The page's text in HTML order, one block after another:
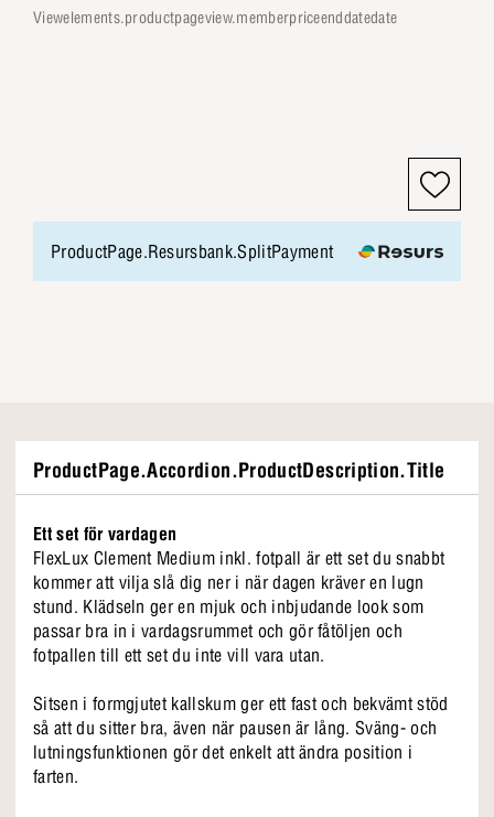
viewelements.productpageview.memberpriceenddatedate
ProductPage.Resursbank.SplitPayment
ProductPage.Accordion.ProductDescription.Title
Ett set för vardagen
FlexLux Clement Medium inkl. fotpall är ett set du snabbt
kommer att vilja slå dig ner i när dagen kräver en lugn
stund. Klädseln ger en mjuk och inbjudande look som
passar bra in i vardagsrummet och gör fåtöljen och
fotpallen till ett set du inte vill vara utan.
Sitsen i formgjutet kallskum ger ett fast och bekvämt stöd
så att du sitter bra, även när pausen är lång. Sväng- och
lutningsfunktionen gör det enkelt att ändra position i
farten.